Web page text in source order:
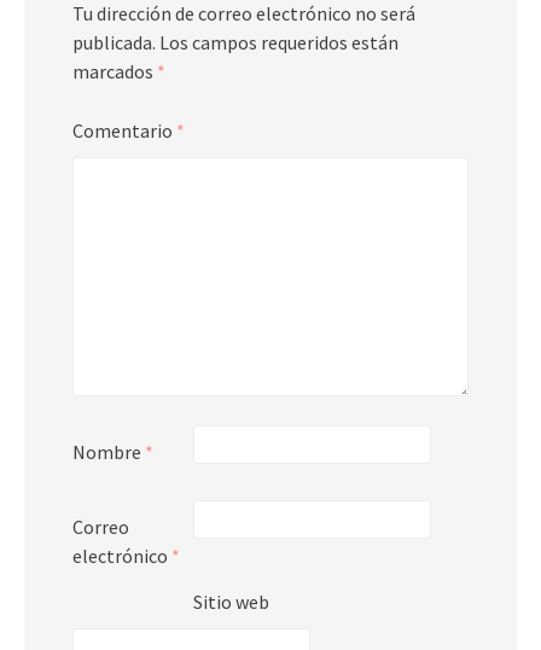
Tu dirección de correo electrónico no será
publicada. Los campos requeridos están
marcados *
Comentario *
Nombre *
Correo
electrónico *
Sitio web